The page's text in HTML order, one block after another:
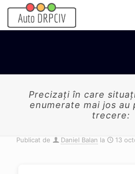
Precizați în care
enumerate mai jos
trecere:
Publicat de Daniel Balan la 13